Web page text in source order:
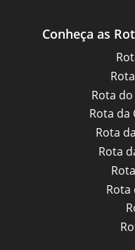
Conheça as
Rota
Rota da
Rota
Rota
Rota